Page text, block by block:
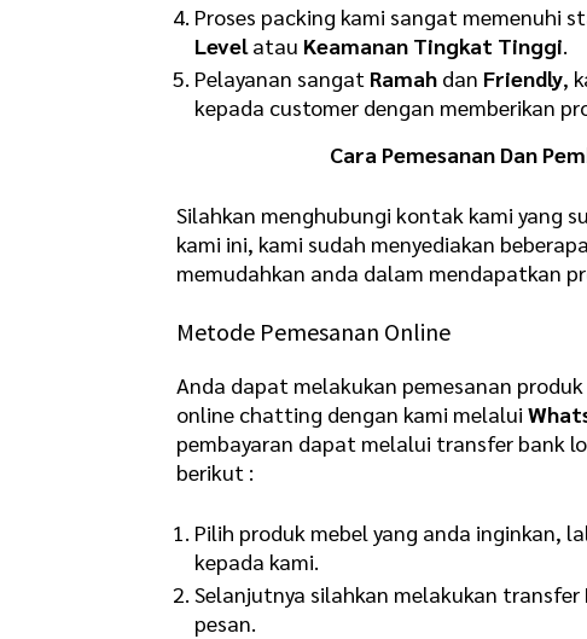
Proses packing kami sangat memenuhi
Levelatau Keamanan Tingkat Tinggi.
Pelayanan sangat Ramah dan Friendly,
kepada customer dengan memberikan
Cara Pemesanan Dan
Silahkan menghubungi kontak kami yang
kami ini, kami sudah menyediakan
memudahkan anda dalam mendapatkan
Metode Pemesanan Online
Anda dapat melakukan pemesanan
online chatting dengan kami melalui
pembayaran dapat melalui transfer bank
berikut :
Pilih produk mebel yang anda inginkan,
kepada kami.
Selanjutnya silahkan melakukan transfer
pesan.